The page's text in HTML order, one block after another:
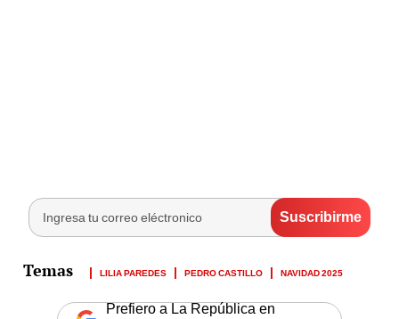
LILIA PAREDES PEDRO CASTILLO NAVIDAD 2025
Prefiero a La República en